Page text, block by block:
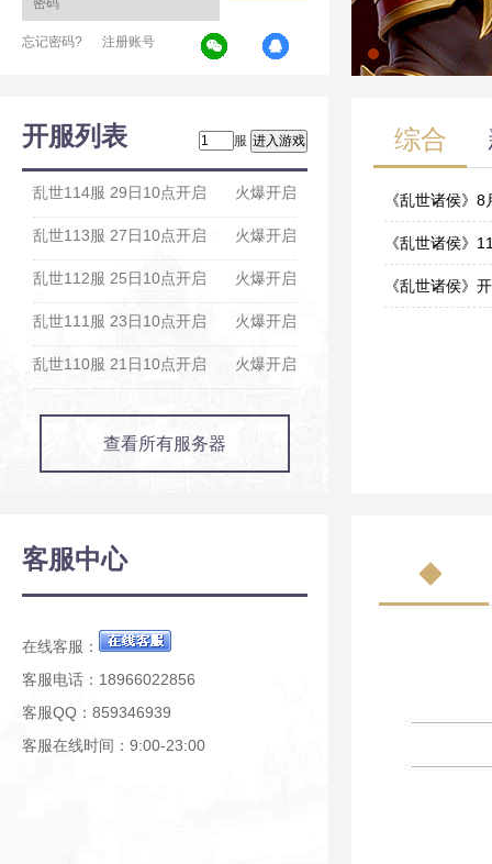
忘记密码? 注册账号
开服列表 服
火爆开启
乱世114服 29日10点开启
火爆开启
乱世113服 27日10点开启
火爆开启
乱世112服 25日10点开启
火爆开启
乱世111服 23日10点开启
火爆开启
乱世110服 21日10点开启
查看所有服务器
客服中心
在线客服：
客服电话：18966022856
客服QQ：859346939
客服在线时间：9:00-23:00
综合
《乱世诸侯》
12-22
《乱世诸侯》
11-16
《乱世诸侯》